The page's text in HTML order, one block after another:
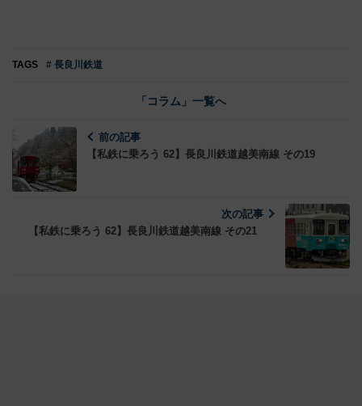
TAGS # 長良川鉄道
「コラム」一覧へ
前の記事
【私鉄に乗ろう 62】長良川鉄道越美南線 その19
次の記事
【私鉄に乗ろう 62】長良川鉄道越美南線 その21